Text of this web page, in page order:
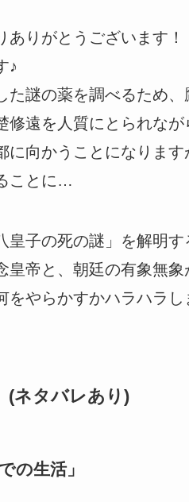
ありがとうございます！
♪
た謎の薬を調べるため
修遠を人質にとられな
に向かうことになりま
ことに…
皇子の死の謎」を解明
皇帝と、朝廷の有象無
をやらかすかハラハラ
(ネタバレあり)
の生活」